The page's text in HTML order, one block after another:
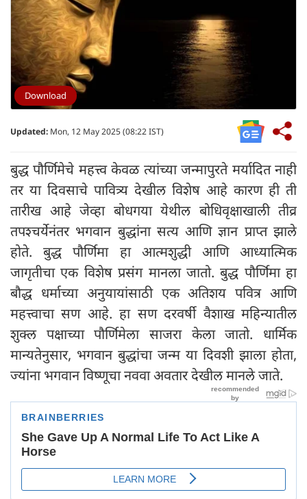
Download
Updated: Mon, 12 May 2025 (08:22 IST)
बुद्ध पौर्णिमेचे महत्त्व केवळ त्यांच्या जन्मापुरते मर्यादित नाही
तर या दिवसाचे पावित्र्य देखील विशेष आहे कारण ही ती
तारीख आहे जेव्हा बोधगया येथील बोधिवृक्षाखाली तीव्र
तपश्चर्येनंतर भगवान बुद्धांना सत्य आणि ज्ञान प्राप्त झाले
होते. बुद्ध पौर्णिमा हा आत्मशुद्धी आणि आध्यात्मिक
जागृतीचा एक विशेष प्रसंग मानला जातो. बुद्ध पौर्णिमा हा
बौद्ध धर्माच्या अनुयायांसाठी एक अतिशय पवित्र आणि
महत्त्वाचा सण आहे. हा सण दरवर्षी वैशाख महिन्यातील
शुक्ल पक्षाच्या पौर्णिमेला साजरा केला जातो. धार्मिक
मान्यतेनुसार, भगवान बुद्धांचा जन्म या दिवशी झाला होता,
ज्यांना भगवान विष्णूचा नववा अवतार देखील मानले जाते.